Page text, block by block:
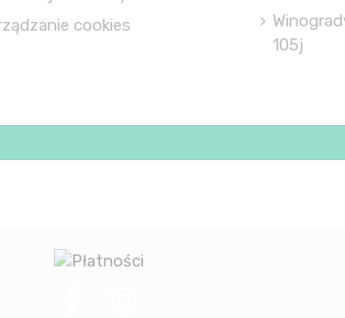
cookies
105j